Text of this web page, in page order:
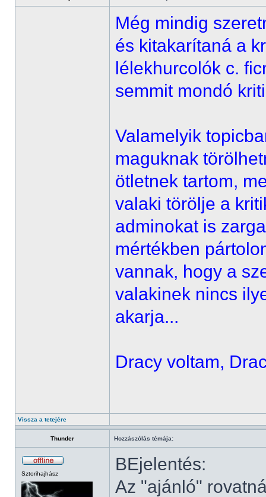
Még mindig
és kitakarítaná a
lélekhurcolók c.
semmit mondó
Valamelyik
maguknak
ötletnek tartom,
valaki törölje a
adminokat is
mértékben
vannak, hogy a
valakinek nincs
akarja...
Dracy voltam,
Vissza a tetejére
Thunder Hozzászólás témája:
Sztorihajhász
BEjelentés:
Az "ajánló"